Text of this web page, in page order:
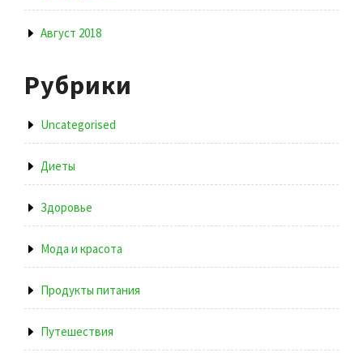
Август 2018
Рубрики
Uncategorised
Диеты
Здоровье
Мода и красота
Продукты питания
Путешествия